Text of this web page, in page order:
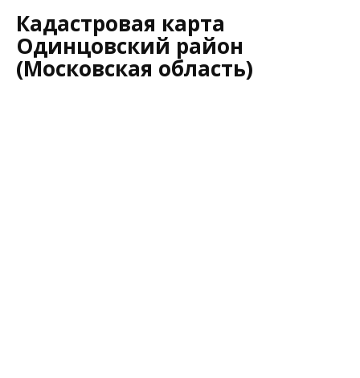
Кадастровая карта
Одинцовский район
(Московская область)